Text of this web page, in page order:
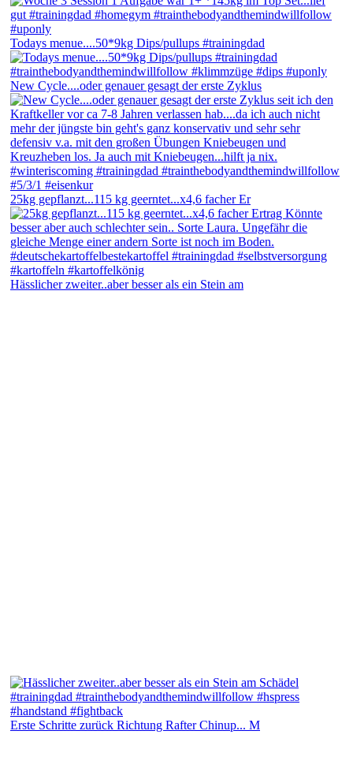
Todays menue....50*9kg Dips/pullups #trainingdad
New Cycle....oder genauer gesagt der erste Zyklus
25kg gepflanzt...115 kg geerntet...x4,6 facher Er
Hässlicher zweiter..aber besser als ein Stein am
Erste Schritte zurück Richtung Rafter Chinup... M